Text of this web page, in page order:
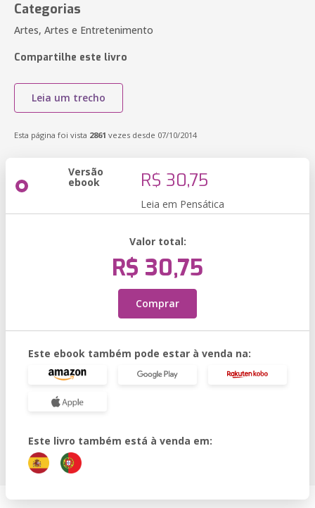
Categorias
Artes, Artes e Entretenimento
Compartilhe este livro
Leia um trecho
Esta página foi vista 2861 vezes desde 07/10/2014
Versão
ebook R$ 30,75
Leia em Pensática
Valor total:
R$ 30,75
Comprar
Este ebook também pode estar à venda na:
Este livro também está à venda em: